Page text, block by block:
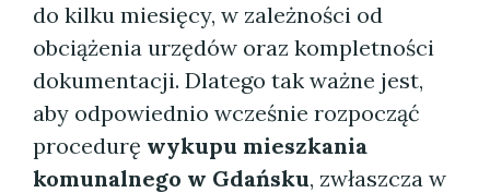
do kilku miesięcy, w zależności od
obciążenia urzędów oraz kompletności
dokumentacji. Dlatego tak ważne jest,
aby odpowiednio wcześnie rozpocząć
procedurę wykupu mieszkania
komunalnego w Gdańsku, zwłaszcza w